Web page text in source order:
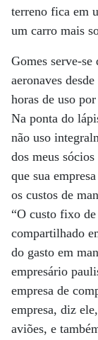
terreno fica em
um carro mais
Gomes serve-se
aeronaves
horas de uso
Na ponta do
não uso
dos meus
que sua
os custos de
“O custo fixo
compartilhado
do gasto em
empresário
empresa de
empresa, diz
aviões, e